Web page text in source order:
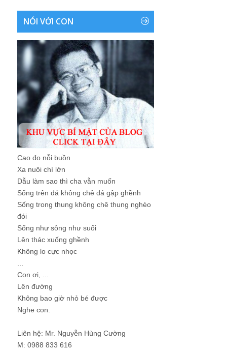
NÓI VỚI CON
Cao đo nỗi buồn
Xa nuôi chí lớn
Dẫu làm sao thì cha vẫn muốn
Sống trên đá không chê đá gập ghềnh
Sống trong thung không chê thung nghèo
đói
Sống như sông như suối
Lên thác xuống ghềnh
Không lo cực nhọc
Con ơi, ...
Lên đường
Không bao giờ nhỏ bé được
Nghe con.
Liên hệ: Mr. Nguyễn Hùng Cường
M: 0988 833 616